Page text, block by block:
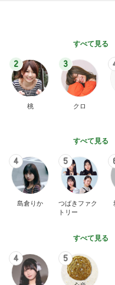
すべて見る
2
桃
3
クロ
すべて見る
4
島倉りか
5
つばきファク
トリー
すべて見る
4 5